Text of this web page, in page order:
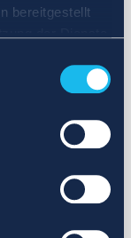
bereitgestellt